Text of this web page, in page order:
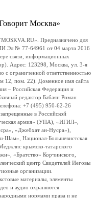
Москва»
Предназначено для
Эл № 77-64961 от 04 марта 2016
связи, информационных
Адрес: 123298, Москва, ул. 3-я
ограниченной ответственностью
12, пом. 22). Доменное имя сайта
– Российская Федерация и
редактор Бабаян Роман
+7 (495) 950-62-26
в Российской
армия» (УПА), «ИГИЛ»,
«Джебхат ан-Нусра»),
Шам», Национал-Большевистская
крымско-татарского
«Братство» Корчинского,
центр Свидетелей Иеговы
организации.
материалы, элементы
и аудио охраняются
нормами права и не